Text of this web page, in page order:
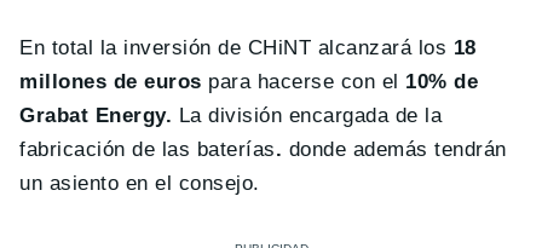
En total la inversión de CHiNT alcanzará los 18
millones de euros para hacerse con el 10% de
Grabat Energy. La división encargada de la
fabricación de las baterías. donde además tendrán
un asiento en el consejo.